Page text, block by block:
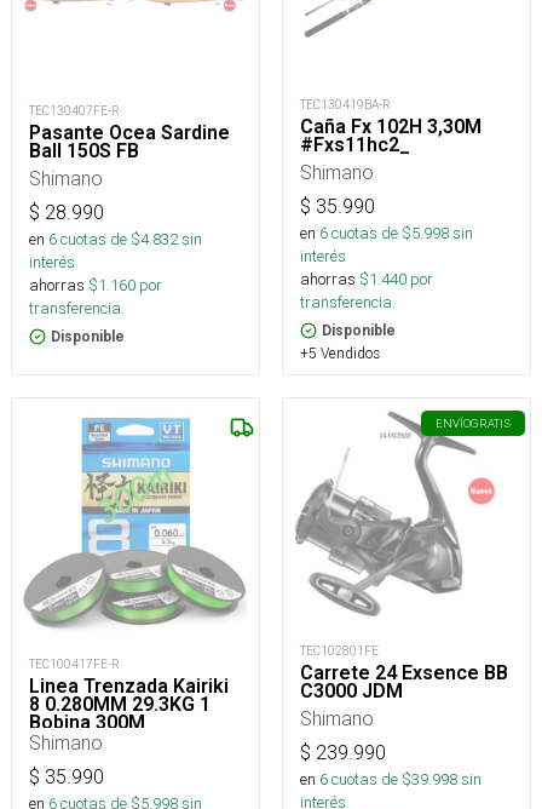
TEC130407FE-R
Pasante Ocea Sardine
Ball 150S FB
Shimano
$ 28.990
en 6cuotas de $4.832sin
interés
ahorras $1.160 por
transferencia.
Disponible
TEC130419BA-R
Caña Fx 102H 3,30M
#Fxs11hc2_
Shimano
$ 35.990
en 6cuotas de $5.998sin
interés
ahorras $1.440 por
transferencia.
Disponible
+5 Vendidos
TEC100417FE-R
Linea Trenzada Kairiki
8 0.280MM 29.3KG 1
Bobina 300M
Shimano
$ 35.990
en 6cuotas de $5.998sin
ENVÍOGRATIS
TEC102801FE
Carrete 24 Exsence BB
C3000 JDM
Shimano
$ 239.990
en 6cuotas de $39.998sin
interés